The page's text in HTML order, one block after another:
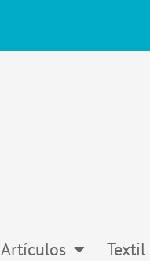
Artículos Textil